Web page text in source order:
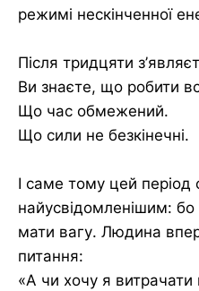
режимі нескінченної
Після тридцяти
Ви знаєте, що робити
Що час обмежений.
Що сили не безкінечні.
І саме тому цей період
найусвідомленішим:
мати вагу. Людина
питання:
«А чи хочу я